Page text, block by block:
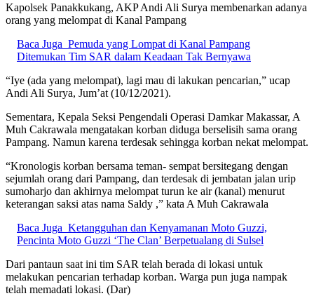
Kapolsek Panakkukang, AKP Andi Ali Surya membenarkan adanya
orang yang melompat di Kanal Pampang
Baca Juga Pemuda yang Lompat di Kanal Pampang
Ditemukan Tim SAR dalam Keadaan Tak Bernyawa
“Iye (ada yang melompat), lagi mau di lakukan pencarian,” ucap
Andi Ali Surya, Jum’at (10/12/2021).
Sementara, Kepala Seksi Pengendali Operasi Damkar Makassar, A
Muh Cakrawala mengatakan korban diduga berselisih sama orang
Pampang. Namun karena terdesak sehingga korban nekat melompat.
“Kronologis korban bersama teman- sempat bersitegang dengan
sejumlah orang dari Pampang, dan terdesak di jembatan jalan urip
sumoharjo dan akhirnya melompat turun ke air (kanal) menurut
keterangan saksi atas nama Saldy ,” kata A Muh Cakrawala
Baca Juga Ketangguhan dan Kenyamanan Moto Guzzi,
Pencinta Moto Guzzi ‘The Clan’ Berpetualang di Sulsel
Dari pantaun saat ini tim SAR telah berada di lokasi untuk
melakukan pencarian terhadap korban. Warga pun juga nampak
telah memadati lokasi. (Dar)